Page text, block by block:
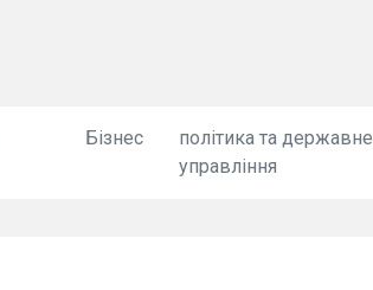
Бізнес
політика та державне
управління